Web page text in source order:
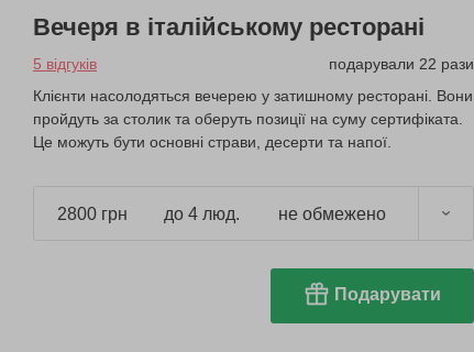
Вечеря в італійському ресторані
5 відгуків
подарували 22 рази
Клієнти насолодяться вечерею у затишному ресторані. Вони
пройдуть за столик та оберуть позиції на суму сертифіката.
Це можуть бути основні страви, десерти та напої.
2800 грн до 4 люд. не обмежено
Подарувати